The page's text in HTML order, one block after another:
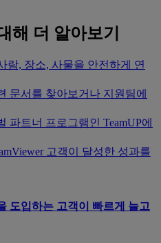
해 더 알아보기
람, 장소, 사물을 안전하게 연
문서를 찾아보거나 지원팀에
파트너 프로그램인 TeamUP에
고객이 달성한 성과를
도입하는 고객이 빠르게 늘고